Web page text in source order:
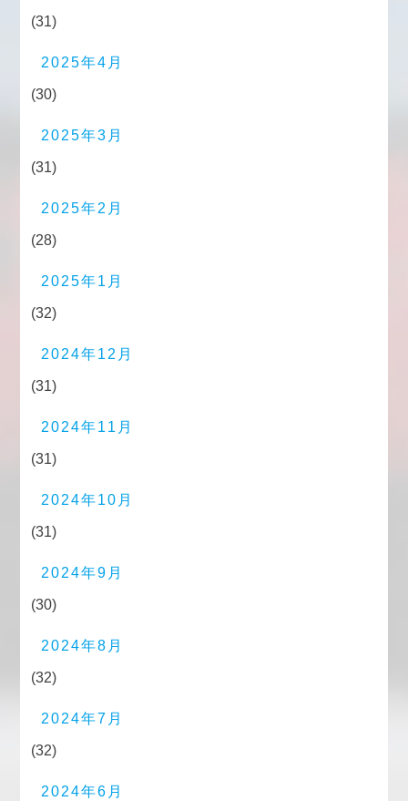
(31)
2025年4月
(30)
2025年3月
(31)
2025年2月
(28)
2025年1月
(32)
2024年12月
(31)
2024年11月
(31)
2024年10月
(31)
2024年9月
(30)
2024年8月
(32)
2024年7月
(32)
2024年6月